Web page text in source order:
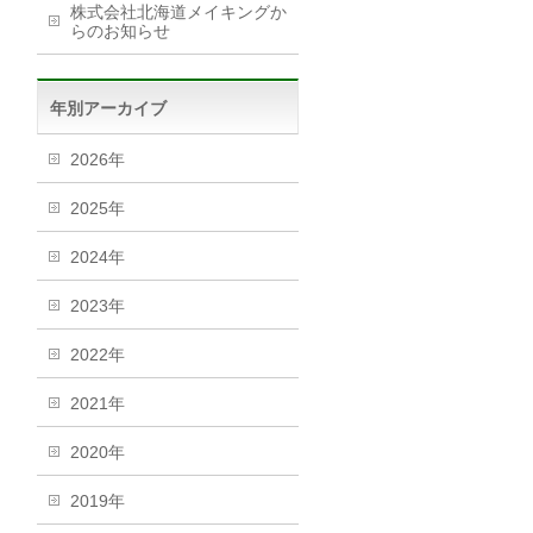
株式会社北海道メイキングか
らのお知らせ
年別アーカイブ
2026年
2025年
2024年
2023年
2022年
2021年
2020年
2019年